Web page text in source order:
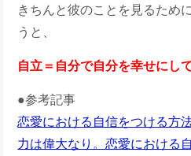
きちんと彼のことを見るため
うと、
自立＝自分で自分を幸せにし
●参考記事
恋愛における自信をつける方
力は偉大なり。恋愛における